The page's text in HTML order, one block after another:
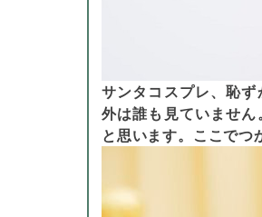
サンタコスプレ、恥
外は誰も見ていませ
と思います。ここでつ